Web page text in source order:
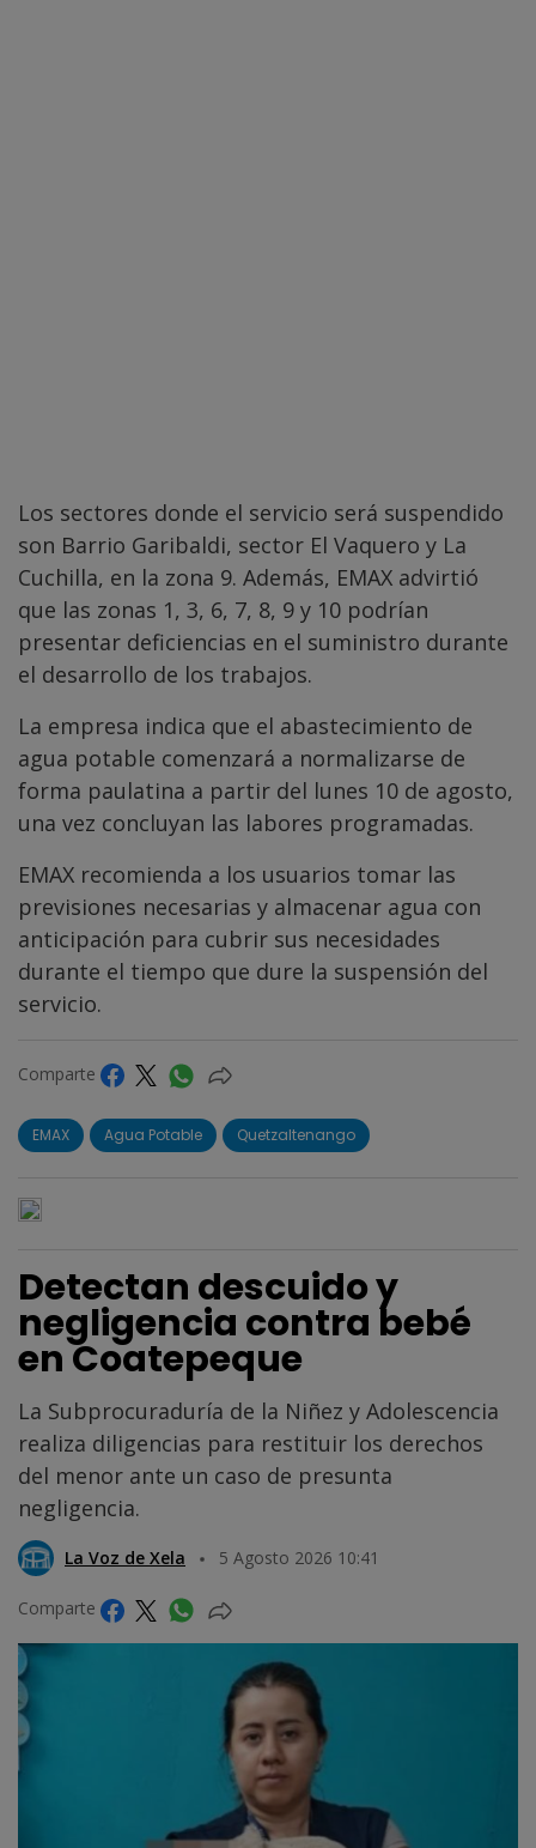
Los sectores donde el servicio será suspendido
son Barrio Garibaldi, sector El Vaquero y La
Cuchilla, en la zona 9. Además, EMAX advirtió
que las zonas 1, 3, 6, 7, 8, 9 y 10 podrían
presentar deficiencias en el suministro durante
el desarrollo de los trabajos.
La empresa indica que el abastecimiento de
agua potable comenzará a normalizarse de
forma paulatina a partir del lunes 10 de agosto,
una vez concluyan las labores programadas.
EMAX recomienda a los usuarios tomar las
previsiones necesarias y almacenar agua con
anticipación para cubrir sus necesidades
durante el tiempo que dure la suspensión del
servicio.
Comparte
EMAX Agua Potable Quetzaltenango
Detectan descuido y
negligencia contra bebé
en Coatepeque
La Subprocuraduría de la Niñez y Adolescencia
realiza diligencias para restituir los derechos
del menor ante un caso de presunta
negligencia.
La Voz de Xela 5 Agosto 2026 10:41
Comparte